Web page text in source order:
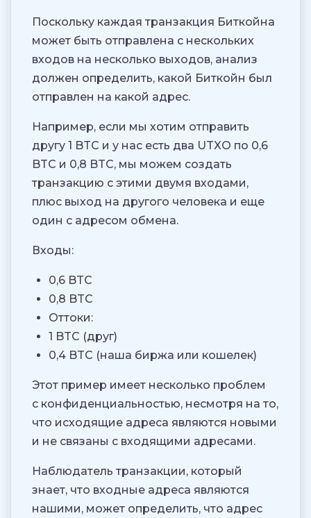
Поскольку каждая транзакция Биткойна
может быть отправлена с нескольких
входов на несколько выходов, анализ
должен определить, какой Биткойн был
отправлен на какой адрес.
Например, если мы хотим отправить
другу 1 BTC и у нас есть два UTXO по 0,6
BTC и 0,8 BTC, мы можем создать
транзакцию с этими двумя входами,
плюс выход на другого человека и еще
один с адресом обмена.
Входы:
0,6 BTC
0,8 BTC
Оттоки:
1 BTC (друг)
0,4 BTC (наша биржа или кошелек)
Этот пример имеет несколько проблем
с конфиденциальностью, несмотря на то,
что исходящие адреса являются новыми
и не связаны с входящими адресами.
Наблюдатель транзакции, который
знает, что входные адреса являются
нашими, может определить, что адрес